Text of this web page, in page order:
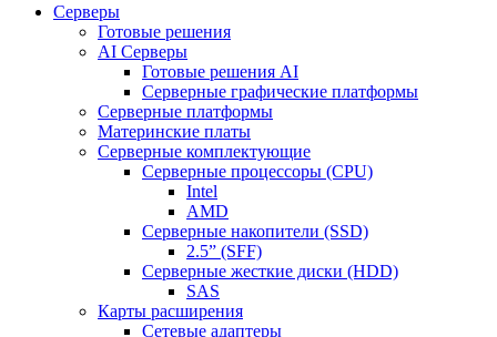
Cерверы
Готовые решения
AI Серверы
Готовые решения AI
Серверные графические платформы
Серверные платформы
Материнские платы
Серверные комплектующие
Серверные процессоры (CPU)
Intel
AMD
Серверные накопители (SSD)
2.5” (SFF)
Серверные жесткие диски (HDD)
SAS
Карты расширения
Сетевые адаптеры